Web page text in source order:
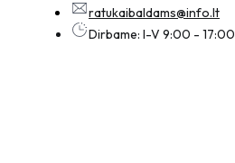
ratukaibaldams@info.lt
Dirbame: I-V 9:00 - 17:00